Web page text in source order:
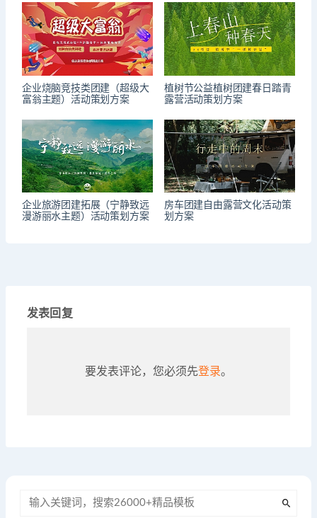
企业烧脑竞技类团建（超级大
富翁主题）活动策划方案
植树节公益植树团建春日踏青
露营活动策划方案
企业旅游团建拓展（宁静致远
漫游丽水主题）活动策划方案
房车团建自由露营文化活动策
划方案
发表回复
要发表评论，您必须先登录。